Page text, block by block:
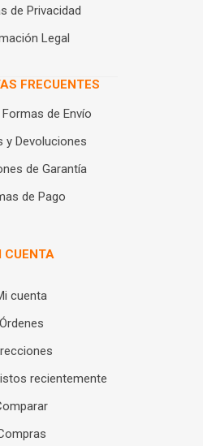
de Privacidad
Legal
FRECUENTES
de Envío
y Devoluciones
de Garantía
de Pago
CUENTA
cuenta
Órdenes
recientemente